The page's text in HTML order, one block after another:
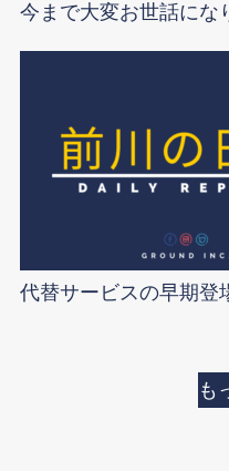
今まで大変お世話にな
代替サービスの早期登
も